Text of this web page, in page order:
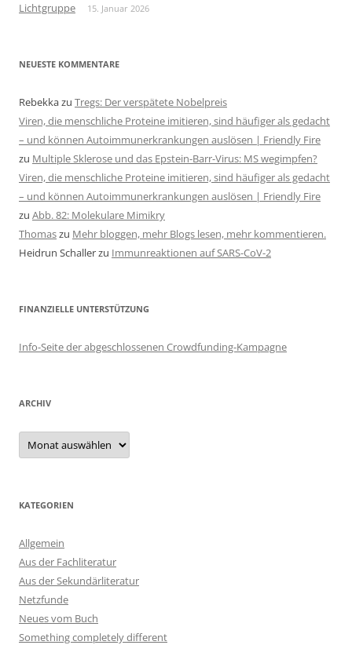
Lichtgruppe 15. Januar 2026
NEUESTE KOMMENTARE
Rebekkazu Tregs: Der verspätete Nobelpreis
Viren, die menschliche Proteine imitieren, sind häufiger als gedacht
– und können Autoimmunerkrankungen auslösen | Friendly Fire
zu Multiple Sklerose und das Epstein-Barr-Virus: MS wegimpfen?
Viren, die menschliche Proteine imitieren, sind häufiger als gedacht
– und können Autoimmunerkrankungen auslösen | Friendly Fire
zu Abb. 82: Molekulare Mimikry
Thomaszu Mehr bloggen, mehr Blogs lesen, mehr kommentieren.
Heidrun Schallerzu Immunreaktionen auf SARS-CoV-2
FINANZIELLE UNTERSTÜTZUNG
Info-Seite der abgeschlossenen Crowdfunding-Kampagne
ARCHIV
Archiv
KATEGORIEN
Allgemein
Aus der Fachliteratur
Aus der Sekundärliteratur
Netzfunde
Neues vom Buch
Something completely different